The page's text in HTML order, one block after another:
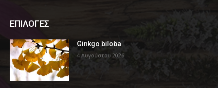
ΕΠΙΛΟΓΕΣ
Ginkgo biloba
4 Αυγούστου 2026